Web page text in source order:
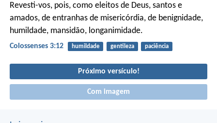
Revesti-vos, pois, como eleitos de Deus, santos e
amados, de entranhas de misericórdia, de benignidade,
humildade, mansidão, longanimidade.
Colossenses 3:12 humildade gentileza paciência
Próximo versículo!
Com imagem